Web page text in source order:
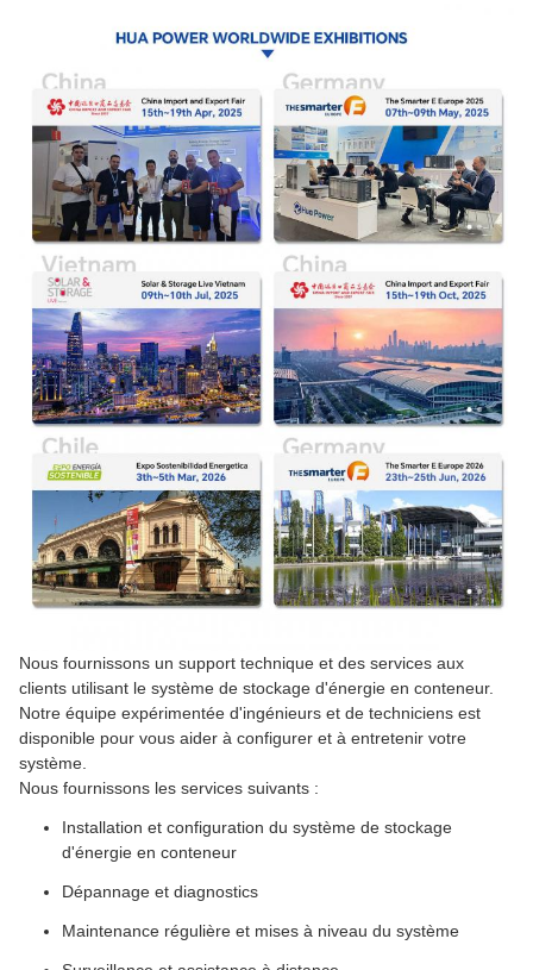
Nous fournissons un support technique et des services aux
clients utilisant le système de stockage d'énergie en conteneur.
Notre équipe expérimentée d'ingénieurs et de techniciens est
disponible pour vous aider à configurer et à entretenir votre
système.
Nous fournissons les services suivants :
Installation et configuration du système de stockage
d'énergie en conteneur
Dépannage et diagnostics
Maintenance régulière et mises à niveau du système